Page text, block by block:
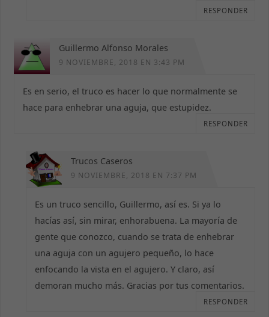
RESPONDER
Guillermo Alfonso Morales
9 NOVIEMBRE, 2018 EN 3:43 PM
Es en serio, el truco es hacer lo que normalmente se
hace para enhebrar una aguja, que estupidez.
RESPONDER
Trucos Caseros
9 NOVIEMBRE, 2018 EN 7:37 PM
Es un truco sencillo, Guillermo, así es. Si ya lo
hacías así, sin mirar, enhorabuena. La mayoría de
gente que conozco, cuando se trata de enhebrar
una aguja con un agujero pequeño, lo hace
enfocando la vista en el agujero. Y claro, así
demoran mucho más. Gracias por tus comentarios.
RESPONDER